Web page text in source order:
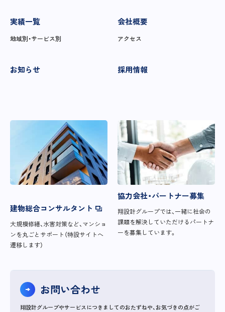
実績一覧
地域別・サービス別
会社概要
アクセス
お知らせ 採用情報
建物総合コンサルタント
大規模修繕、水害対策など、マンショ
ンを丸ごとサポート（特設サイトへ
遷移します）
協力会社・パートナー募集
翔設計グループでは、一緒に社会の
課題を解決していただけるパートナ
ーを募集しています。
お問い合わせ
翔設計グループやサービスにつきましてのおたずねや、お気づきの点がご